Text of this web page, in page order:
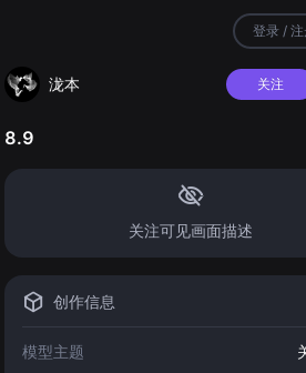
登录 /
泷本 关注
8.9
关注可见画面描述
创作信息
模型主题